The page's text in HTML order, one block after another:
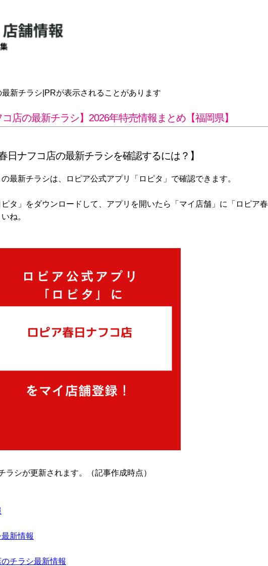
新チラシ|PRが表示されることがあります
コ店の最新チラシ】2026年特売情報まとめ【福岡県】
日ナフコ店の最新チラシを確認するには？】
最新チラシは、ロピア公式アプリ「ロピタ」で確認できます。
タ」をダウンロードして、アプリを開いたら「マイ店舗」に「ロピア春
ね。
ラシが更新されます。（記事作成時点）
新情報
チラシ最新情報